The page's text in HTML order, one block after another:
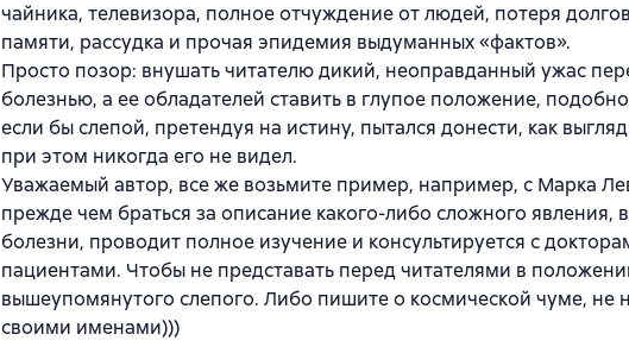
чайника, телевизора, полное отчуждение от людей, потеря
памяти, рассудка и прочая эпидемия выдуманных «фактов».
Просто позор: внушать читателю дикий, неоправданный ужас
болезнью, а ее обладателей ставить в глупое положение,
если бы слепой, претендуя на истину, пытался донести, как
при этом никогда его не видел.
Уважаемый автор, все же возьмите пример, например, с Марка
прежде чем браться за описание какого-либо сложного явления,
болезни, проводит полное изучение и консультируется с
пациентами. Чтобы не представать перед читателями в
вышеупомянутого слепого. Либо пишите о космической чуме, не
своими именами)))